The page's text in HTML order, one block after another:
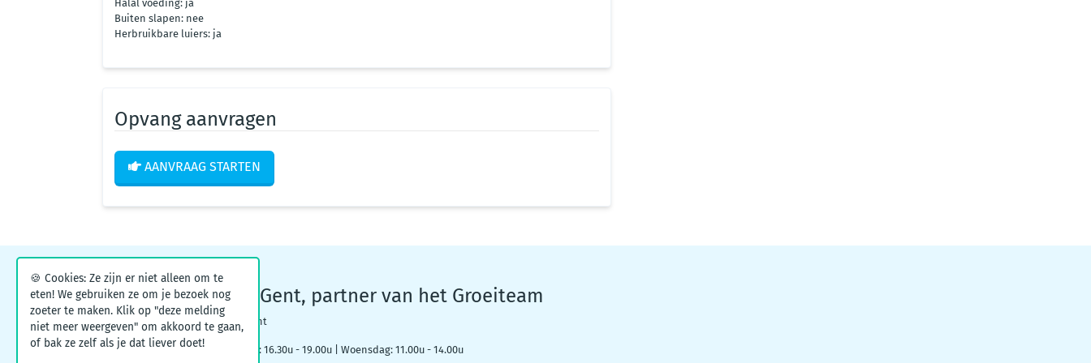
Halal voeding: ja
Buiten slapen: nee
Herbruikbare luiers: ja
Opvang aanvragen
AANVRAAG STARTEN
Kinderopvangpunt Gent, partner van het Groeiteam
Woodrow Wilsonplein 1, 9000 Gent
Maandag: 09.00u – 12.30u | Dinsdag: 16.30u - 19.00u | Woensdag: 11.00u - 14.00u
🍪 Cookies: Ze zijn er niet alleen om te
eten! We gebruiken ze om je bezoek nog
zoeter te maken. Klik op "deze melding
niet meer weergeven" om akkoord te gaan,
of bak ze zelf als je dat liever doet!